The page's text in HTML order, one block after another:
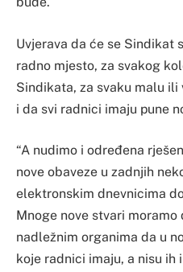
Uvjerava da će se Sindikat
radno mjesto, za svakog
Sindikata, za svaku malu
i da svi radnici imaju pune
“A nudimo i određena
nove obaveze u zadnjih
elektronskim dnevnicima
Mnoge nove stvari
nadležnim organima da u
koje radnici imaju, a nisu ih